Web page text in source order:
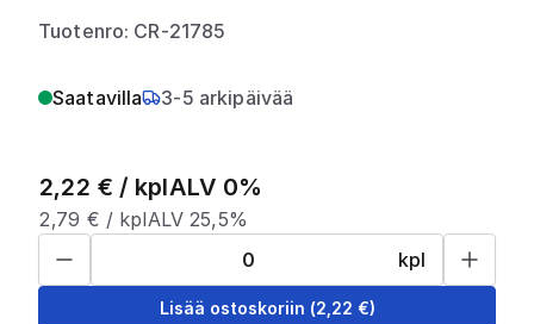
Tuotenro: CR-21785
Saatavilla 3-5 arkipäivää
2,22 € / kplALV 0%
2,79 € / kplALV 25,5%
kpl
Lisää ostoskoriin (2,22 €)